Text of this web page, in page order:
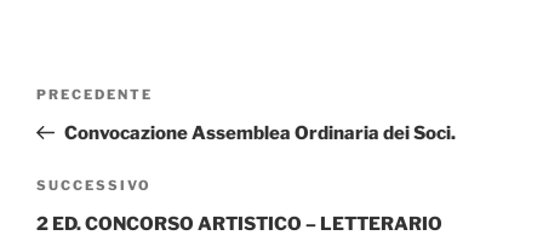
Navigazione
Articolo
precedente:
PRECEDENTE
Convocazione Assemblea Ordinaria dei Soci.
Articolo
successivo
SUCCESSIVO
2 ED. CONCORSO ARTISTICO – LETTERARIO